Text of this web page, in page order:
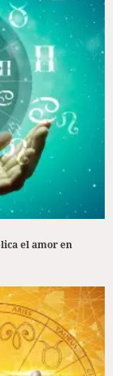
el amor en